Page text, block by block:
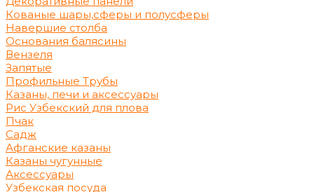
Кованые шары,сферы и полусферы
Навершие столба
Основания балясины
Вензеля
Запятые
Профильные Трубы
Казаны, печи и аксессуары
Рис Узбекский для плова
Пчак
Садж
Афганские казаны
Казаны чугунные
Аксессуары
Узбекская посуда